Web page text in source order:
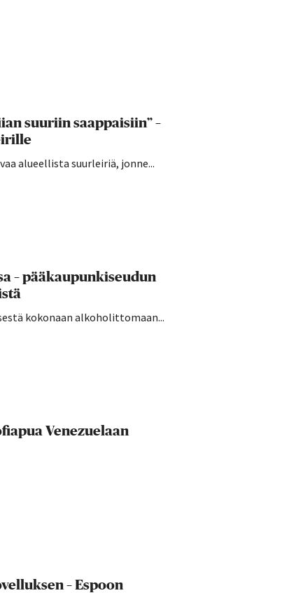
suuriin saappaisiin” –
alueellista suurleiriä, jonne...
– pääkaupunkiseudun
kokonaan alkoholittomaan...
Venezuelaan
– Espoon